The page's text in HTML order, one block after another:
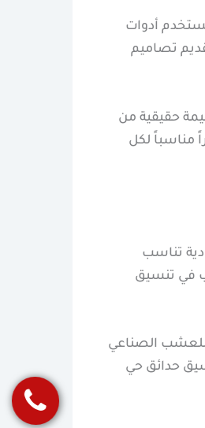
أدوات
تصاميم
حقيقية من
مناسباً لكل
تناسب
في تنسيق
للعشب الصناعي
حدائق حي